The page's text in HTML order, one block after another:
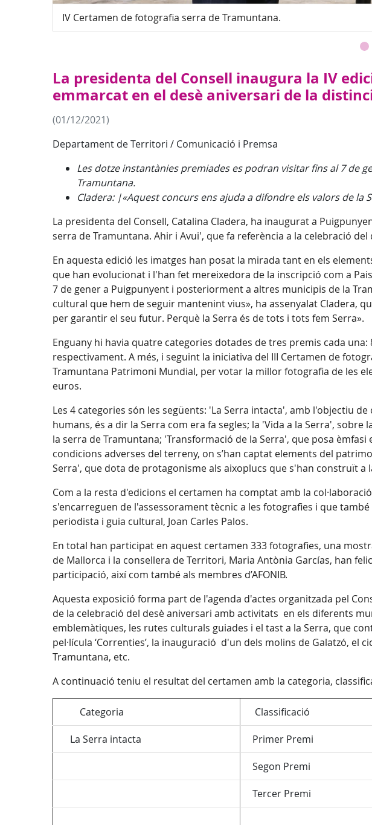
IV Certamen de fotografia serra de Tramuntana.
La presidenta del Consell inaugura la IV
emmarcat en el desè aniversari de la
(01/12/2021)
Departament de Territori / Comunicació i Premsa
Les dotze instantànies premiades es podran visitar fins al 7 de
Tramuntana.
Cladera: |«Aquest concurs ens ajuda a difondre els valors de
La presidenta del Consell, Catalina Cladera, ha inaugurat a
serra de Tramuntana. Ahir i Avui', que fa referència a la celebració
En aquesta edició les imatges han posat la mirada tant en els
que han evolucionat i l'han fet mereixedora de la inscripció com a
7 de gener a Puigpunyent i posteriorment a altres municipis de la
cultural que hem de seguir mantenint vius», ha assenyalat Cladera,
per garantir el seu futur. Perquè la Serra és de tots i tots fem Serra».
Enguany hi havia quatre categories dotades de tres premis cada
respectivament. A més, i seguint la iniciativa del III Certamen de
Tramuntana Patrimoni Mundial, per votar la millor fotografia de les
euros.
Les 4 categories són les següents: 'La Serra intacta', amb l'objectiu
humans, és a dir la Serra com era fa segles; la 'Vida a la Serra',
la serra de Tramuntana; 'Transformació de la Serra', que posa
condicions adverses del terreny, on s’han captat elements del
Serra', que dota de protagonisme als aixoplucs que s'han construït
Com a la resta d'edicions el certamen ha comptat amb la
s'encarreguen de l'assessorament tècnic a les fotografies i que
periodista i guia cultural, Joan Carles Palos.
En total han participat en aquest certamen 333 fotografies, una
de Mallorca i la consellera de Territori, Maria Antònia Garcías, han
participació, així com també als membres d’AFONIB.
Aquesta exposició forma part de l'agenda d'actes organitzada pel
de la celebració del desè aniversari amb activitats en els diferents
emblemàtiques, les rutes culturals guiades i el tast a la Serra, que
pel·lícula ‘Correnties’, la inauguració d'un dels molins de Galatzó,
Tramuntana, etc.
A continuació teniu el resultat del certamen amb la categoria,
Categoria Classificació
La Serra intacta Primer Premi
Segon Premi
Tercer Premi